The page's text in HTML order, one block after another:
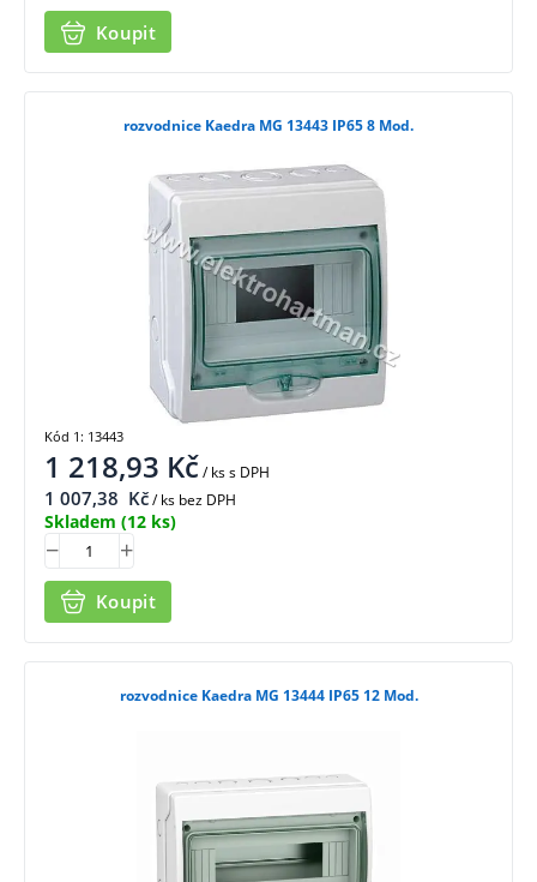
Koupit
rozvodnice Kaedra MG 13443 IP65 8 Mod.
1 218,93 Kč/ kss DPH
1 007,38 Kč/ ks bez DPH
Skladem (12 ks)
Koupit
Kód 1: 13443
rozvodnice Kaedra MG 13444 IP65 12 Mod.